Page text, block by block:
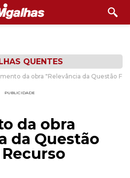
QUENTES
da obra "Relevância da Questão
PUBLICIDADE
da obra
da Questão